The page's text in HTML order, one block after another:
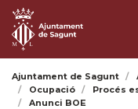
Ajuntament de Sagunt
Ocupació
Procés
Anunci BOE